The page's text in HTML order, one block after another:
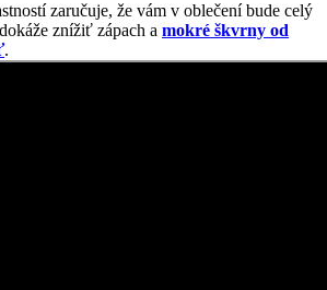
zaručuje, že vám v oblečení bude celý
znížiť zápach a mokré škvrny od
.